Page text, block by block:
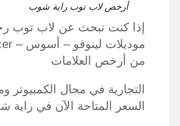
أرخص لاب توب راية شوب
إذا كنت تبحث عن لاب توب
من أرخص العلامات
التجارية في مجال
السعر المتاحة الآن في راية